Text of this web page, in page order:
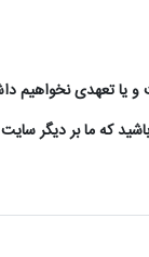
و یا تعهدی نخواهیم
ما بر دیگر سایت